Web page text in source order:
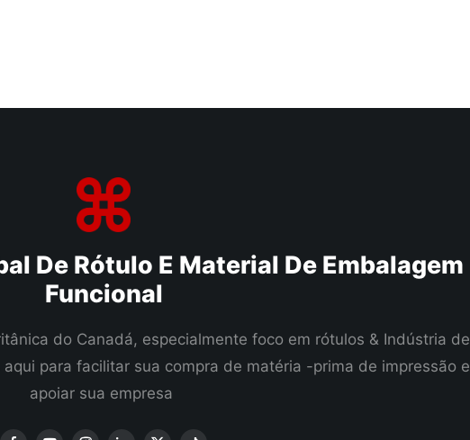
De Rótulo E Material De Embalagem
Funcional
do Canadá, especialmente foco em rótulos & Indústria de
para facilitar sua compra de matéria -prima de impressão e
apoiar sua empresa